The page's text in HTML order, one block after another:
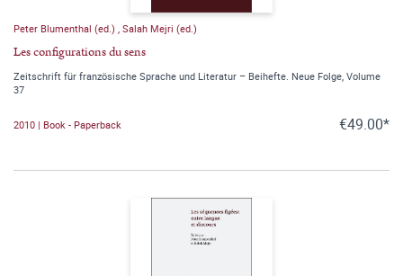
Peter Blumenthal (ed.) , Salah Mejri (ed.)
Les configurations du sens
Zeitschrift für französische Sprache und Literatur – Beihefte. Neue Folge, Volume
37
2010 | Book - Paperback €49.00*